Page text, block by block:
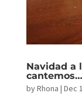
Navidad a
byRhona | Dec